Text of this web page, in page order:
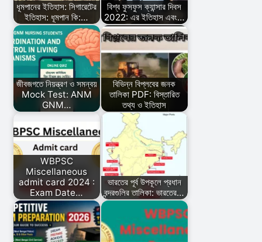
ধূমপানের ইতিহাস: সিগারেটের
ইতিহাস: ধূমপান কি:…
বিশ্ব ফুসফুস ক্যান্সার দিবস
2022: এর ইতিহাস এবং…
জীবজগতে নিয়ন্ত্রণ ও সমন্বয়
Mock Test: ANM
GNM…
বিভিন্ন বিপ্লবের জনক
তালিকা PDF: বিস্তারিত
তথ্য ও ইতিহাস
WBPSC
Miscellaneous
admit card 2024 :
Exam Date…
ভারতের পূর্ব উপকূলে প্রধান
বন্দরগুলির তালিকা: ভারতের…